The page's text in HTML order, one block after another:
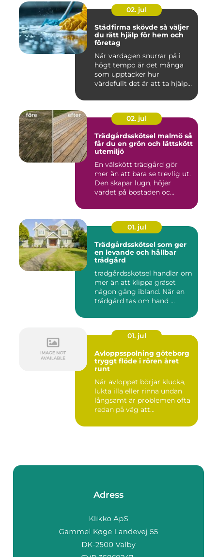
02. jul
Städfirma skövde så väljer
du rätt hjälp för hem och
företag
När vardagen snurrar på i
högt tempo är det många
som upptäcker hur
värdefullt det är att ta hjälp
02. jul
Trädgårdsskötsel malmö så
får du en grön och lättskött
utemiljö
En välskött trädgård gör
mer än att bara se trevlig ut.
Den skapar lugn, höjer
värdet på bostaden oc...
01. jul
Trädgårdsskötsel som ger
en levande och hållbar
trädgård
trädgårdsskötsel handlar om
mer än att klippa gräset
någon gång ibland. När en
trädgård tas om hand ...
01. jul
Avloppsspolning göteborg
tryggt flöde i rören året
runt
När avloppet börjar klucka,
lukta illa eller rinna undan
långsamt är problemen ofta
redan på väg att...
Adress